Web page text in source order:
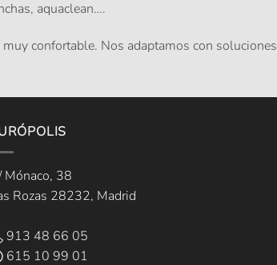
aquaclean….
confortable. Nos adaptamos con
Mónaco, 38
Rozas 28232, Madrid
913 48 66 05
615 10 99 01